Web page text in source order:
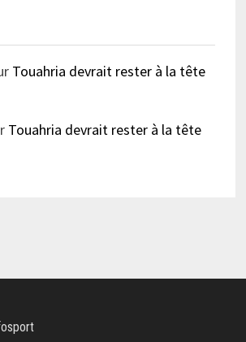
Touahria devrait rester à la tête
Touahria devrait rester à la tête